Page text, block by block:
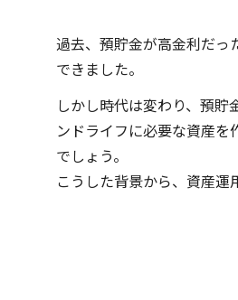
過去、預貯金が高金利だっ
できました。
しかし時代は変わり、預
ンドライフに必要な資産
でしょう。
こうした背景から、資産運